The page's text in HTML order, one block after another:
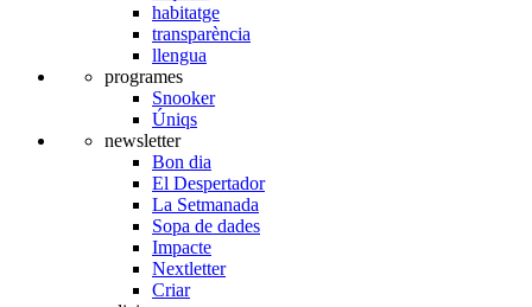
habitatge
transparència
llengua
programes
Snooker
Úniqs
newsletter
Bon dia
El Despertador
La Setmanada
Sopa de dades
Impacte
Nextletter
Criar